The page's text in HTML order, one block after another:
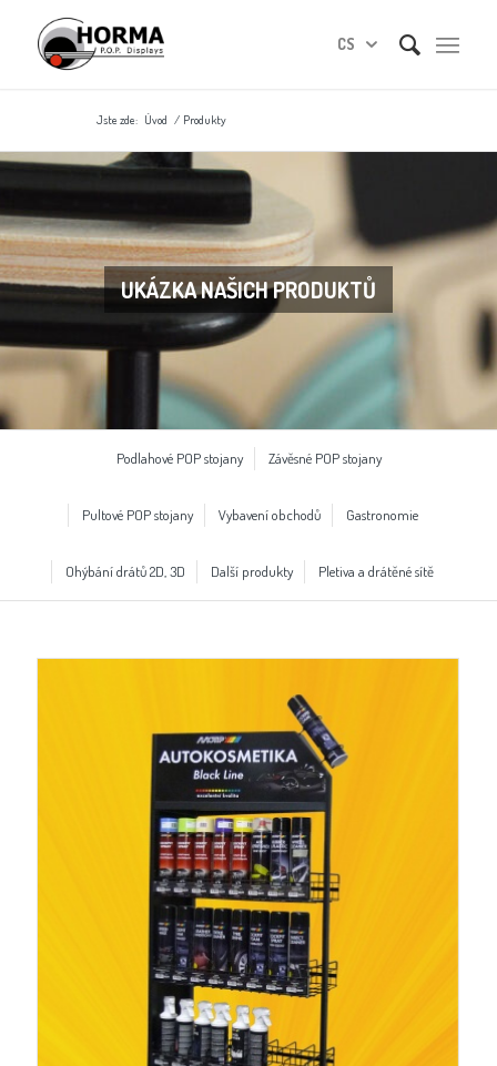
CS
Jste zde: Úvod / Produkty
UKÁZKA NAŠICH PRODUKTŮ
Podlahové POP stojany Závěsné POP stojany
Pultové POP stojany Vybavení obchodů Gastronomie
Ohýbání drátů 2D, 3D Další produkty Pletiva a drátěné sítě